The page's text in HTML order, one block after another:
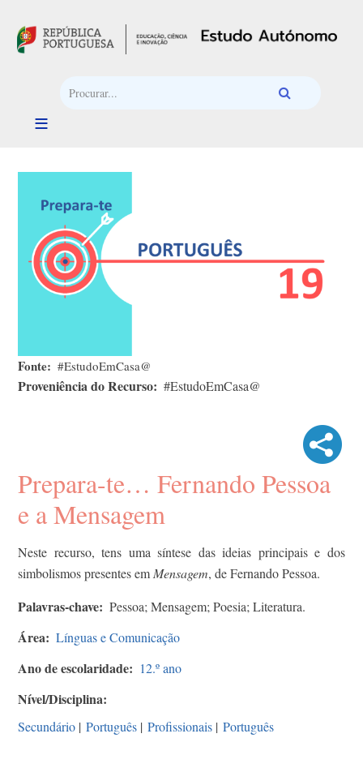
Fonte #EstudoEmCasa@
Proveniência do Recurso #EstudoEmCasa@
Prepara-te… Fernando Pessoa
e a Mensagem
Neste recurso, tens uma síntese das ideias principais e dos
simbolismos presentes em Mensagem, de Fernando Pessoa.
Palavras-chave Pessoa; Mensagem; Poesia; Literatura.
Área Línguas e Comunicação
Ano de escolaridade 12.º ano
Nível/Disciplina
Secundário | Português | Profissionais | Português